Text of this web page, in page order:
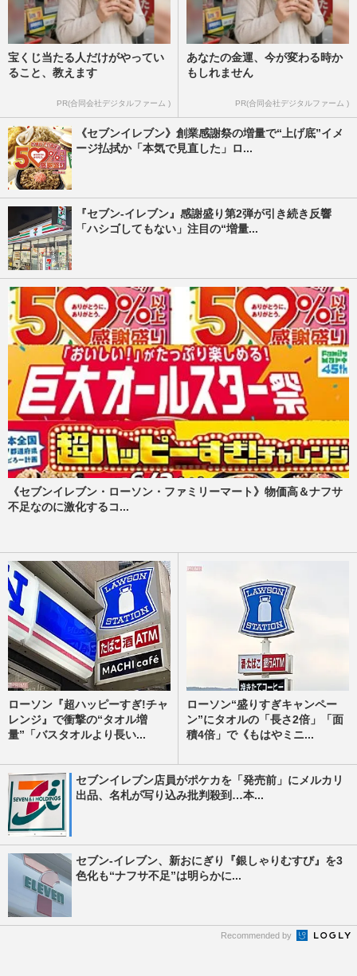
宝くじ当たる人だけがやってい
ること、教えます
PR(合同会社デジタルファーム )
あなたの金運、今が変わる時か
もしれません
PR(合同会社デジタルファーム )
《セブンイレブン》創業感謝祭の増量で“上げ底”イメ
ージ払拭か「本気で見直した」ロ...
『セブン‐イレブン』感謝盛り第2弾が引き続き反響
「ハシゴしてもない」注目の“増量...
《セブンイレブン・ローソン・ファミリーマート》物価高＆ナフサ
不足なのに激化するコ...
ローソン『超ハッピーすぎ!チャ
レンジ』で衝撃の“タオル増
量”「バスタオルより長い...
ローソン“盛りすぎキャンペー
ン”にタオルの「長さ2倍」「面
積4倍」で《もはやミニ...
セブンイレブン店員がポケカを「発売前」にメルカリ
出品、名札が写り込み批判殺到…本...
セブン-イレブン、新おにぎり『銀しゃりむすび』を3
色化も“ナフサ不足”は明らかに...
Recommended by